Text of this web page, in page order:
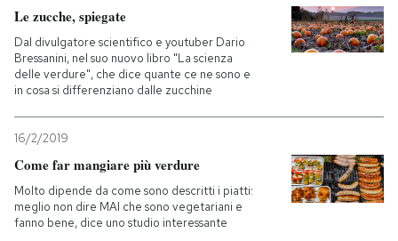
Economia
Sport
Mondiali calcio 2026
PODCAST
NEWSLETTER
I MIEI PREFERITI
Le zucche, spiegate
Dal divulgatore scientifico e youtuber Dario
Bressanini, nel suo nuovo libro "La scienza
delle verdure", che dice quante ce ne sono e
in cosa si differenziano dalle zucchine
16/2/2019
Come far mangiare più verdure
Molto dipende da come sono descritti i piatti:
meglio non dire MAI che sono vegetariani e
fanno bene, dice uno studio interessante